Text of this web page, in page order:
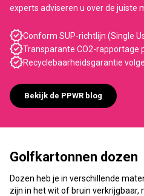
experts adviseren u over de juiste
Conform SUP-richtlijn (Single
Transparante CO2-rapportage
Recyclebaarheidsgarantie
Bekijk de PPWR blog
Golfkartonnen dozen
Dozen heb je in verschillende
zijn in het wit of bruin verkrijgbaar,